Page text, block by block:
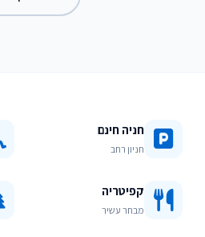
חניה חינם
חניון רחב
קפיטריה
מבחר עשיר